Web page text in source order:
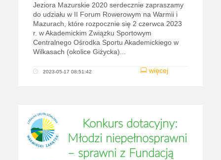
Jeziora Mazurskie 2020 serdecznie zapraszamy
do udziału w II Forum Rowerowym na Warmii i
Mazurach, które rozpocznie się 2 czerwca 2023
r. w Akademickim Związku Sportowym
Centralnego Ośrodka Sportu Akademickiego w
Wilkasach (okolice Giżycka)...
więcej
2023-05-17 08:51:42
Konkurs dotacyjny:
Młodzi niepełnosprawni
– sprawni z Fundacją